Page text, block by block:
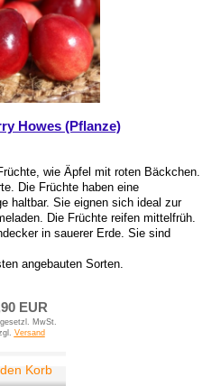
Howes (Pflanze)
wie Äpfel mit roten Bäckchen.
Die Früchte haben eine
haltbar. Sie eignen sich ideal zur
Die Früchte reifen mittelfrüh.
in sauerer Erde. Sie sind
angebauten Sorten.
EUR
MwSt.
Versand
Korb